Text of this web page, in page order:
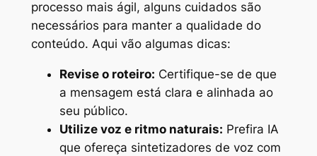
processo mais ágil, alguns cuidados são
necessários para manter a qualidade do
conteúdo. Aqui vão algumas dicas:
Revise o roteiro: Certifique-se de que
a mensagem está clara e alinhada ao
seu público.
Utilize voz e ritmo naturais: Prefira IA
que ofereça sintetizadores de voz com